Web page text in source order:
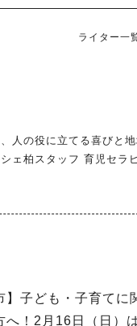
ライター一
人の役に立てる喜びと
ェ柏スタッフ 育児セラ
】子ども・子育てに
へ！2月16日（日）